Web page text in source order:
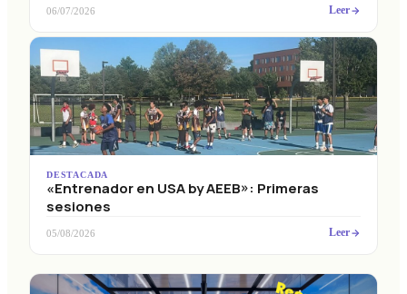
06/07/2026 Leer
DESTACADA
«Entrenador en USA by AEEB»: Primeras
sesiones
05/08/2026 Leer